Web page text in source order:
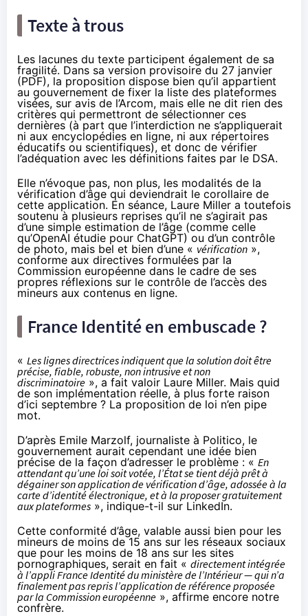
Texte à trous
Les lacunes du texte participent également de sa
fragilité. Dans sa version provisoire du 27 janvier
(PDF), la proposition dispose bien qu’il appartient
au gouvernement de fixer la liste des plateformes
visées, sur avis de l’Arcom, mais elle ne dit rien des
critères qui permettront de sélectionner ces
dernières (à part que l’interdiction ne s’appliquerait
ni aux encyclopédies en ligne, ni aux répertoires
éducatifs ou scientifiques), et donc de vérifier
l’adéquation avec les définitions faites par le DSA.
Elle n’évoque pas, non plus, les modalités de la
vérification d’âge qui deviendrait le corollaire de
cette application. En séance, Laure Miller a toutefois
soutenu à plusieurs reprises qu’il ne s’agirait pas
d’une simple estimation de l’âge (comme celle
qu’OpenAI étudie pour ChatGPT) ou d’un contrôle
de photo, mais bel et bien d’une « vérification »,
conforme aux directives formulées par la
Commission européenne dans le cadre de ses
propres réflexions sur le contrôle de l’accès des
mineurs aux contenus en ligne.
France Identité en embuscade ?
« Les lignes directrices indiquent que la solution doit être
précise, fiable, robuste, non intrusive et non
discriminatoire », a fait valoir Laure Miller. Mais quid
de son implémentation réelle, à plus forte raison
d’ici septembre ? La proposition de loi n’en pipe
mot.
D’après Emile Marzolf, journaliste à Politico, le
gouvernement aurait cependant une idée bien
précise de la façon d’adresser le problème : « En
attendant qu’une loi soit votée, l’État se tient déjà prêt à
dégainer son application de vérification d’âge, adossée à la
carte d’identité électronique, et à la proposer gratuitement
aux plateformes », indique-t-il sur LinkedIn.
Cette conformité d’âge, valable aussi bien pour les
mineurs de moins de 15 ans sur les réseaux sociaux
que pour les moins de 18 ans sur les sites
pornographiques, serait en fait « directement intégrée
à l’appli France Identité du ministère de l’Intérieur — qui n’a
finalement pas repris l’application de référence proposée
par la Commission européenne », affirme encore notre
confrère.